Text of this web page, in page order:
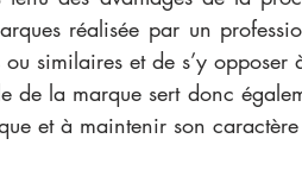
réalisée par un
similaires et de s’y opposer
de la marque sert donc
et à maintenir son caractère